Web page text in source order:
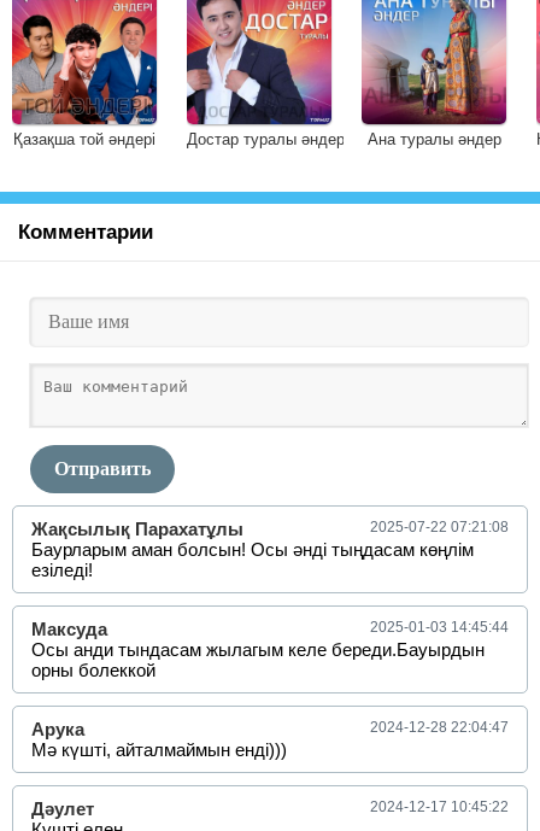
Қазақша той әндері Достар туралы әндер Ана туралы әндер
Комментарии
Отправить
Жақсылық Парахатұлы 2025-07-22 07:21:08
Баурларым аман болсын! Осы әнді тыңдасам көңлім
езіледі!
Максуда 2025-01-03 14:45:44
Осы анди тындасам жылагым келе береди.Бауырдын
орны болеккой
Арука 2024-12-28 22:04:47
Мә күшті, айталмаймын енді)))
Дәулет 2024-12-17 10:45:22